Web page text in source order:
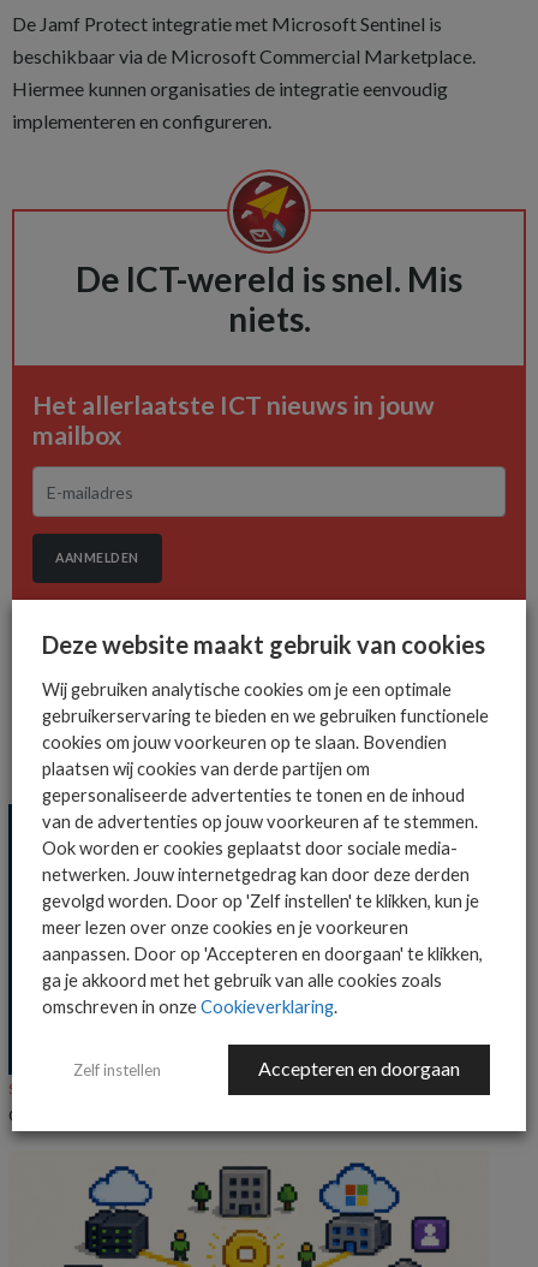
De Jamf Protect integratie met Microsoft Sentinel is
beschikbaar via de Microsoft Commercial Marketplace.
Hiermee kunnen organisaties de integratie eenvoudig
implementeren en configureren.
De ICT-wereld is snel. Mis
niets.
Het allerlaatste ICT nieuws in jouw
mailbox
AANMELDEN
MEER SECURITY NIEUWS
SECURITY
Onderzoek: IT-beslissers vrezen datalekken bij AI-agents
Deze website maakt gebruik van cookies
Wij gebruiken analytische cookies om je een optimale
gebruikerservaring te bieden en we gebruiken functionele
cookies om jouw voorkeuren op te slaan. Bovendien
plaatsen wij cookies van derde partijen om
gepersonaliseerde advertenties te tonen en de inhoud
van de advertenties op jouw voorkeuren af te stemmen.
Ook worden er cookies geplaatst door sociale media-
netwerken. Jouw internetgedrag kan door deze derden
gevolgd worden. Door op 'Zelf instellen' te klikken, kun je
meer lezen over onze cookies en je voorkeuren
aanpassen. Door op 'Accepteren en doorgaan' te klikken,
ga je akkoord met het gebruik van alle cookies zoals
omschreven in onzeCookieverklaring.
Zelf instellen Accepteren en doorgaan